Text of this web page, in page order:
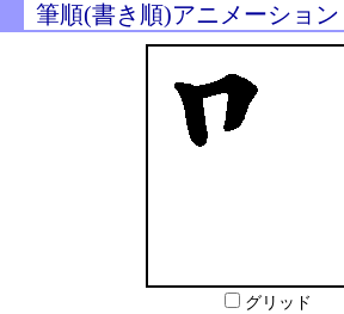
筆順(書き順)アニメーション
グリッド